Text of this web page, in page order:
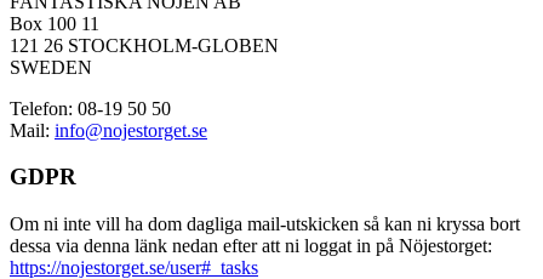
Box 100 11
121 26 STOCKHOLM-GLOBEN
SWEDEN
Telefon: 08-19 50 50
Mail: info@nojestorget.se
GDPR
Om ni inte vill ha dom dagliga mail-utskicken så kan ni kryssa bort
dessa via denna länk nedan efter att ni loggat in på Nöjestorget:
https://nojestorget.se/user#_tasks